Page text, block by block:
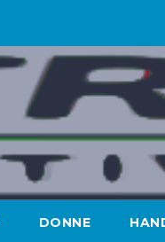
DONNE